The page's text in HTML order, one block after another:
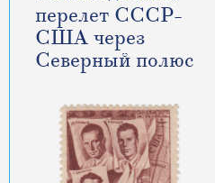
перелет СССР-
США через
Северный полюс